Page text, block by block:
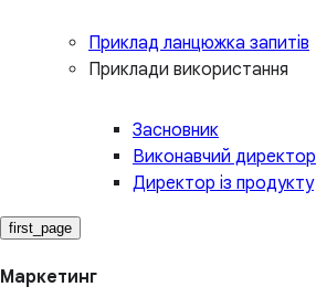
Приклад ланцюжка запитів
Приклади використання
Засновник
Виконавчий директор
Директор із продукту
first_page
Маркетинг